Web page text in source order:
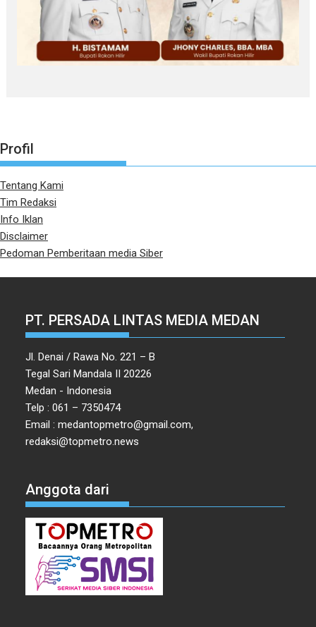
Profil
Tentang Kami
Tim Redaksi
Info Iklan
Disclaimer
Pedoman Pemberitaan media Siber
PT. PERSADA LINTAS MEDIA MEDAN
Jl. Denai / Rawa No. 221 – B
Tegal Sari Mandala II 20226
Medan - Indonesia
Telp : 061 – 7350474
Email : medantopmetro@gmail.com,
redaksi@topmetro.news
Anggota dari